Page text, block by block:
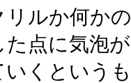
ルか何か
た点に気泡
くという